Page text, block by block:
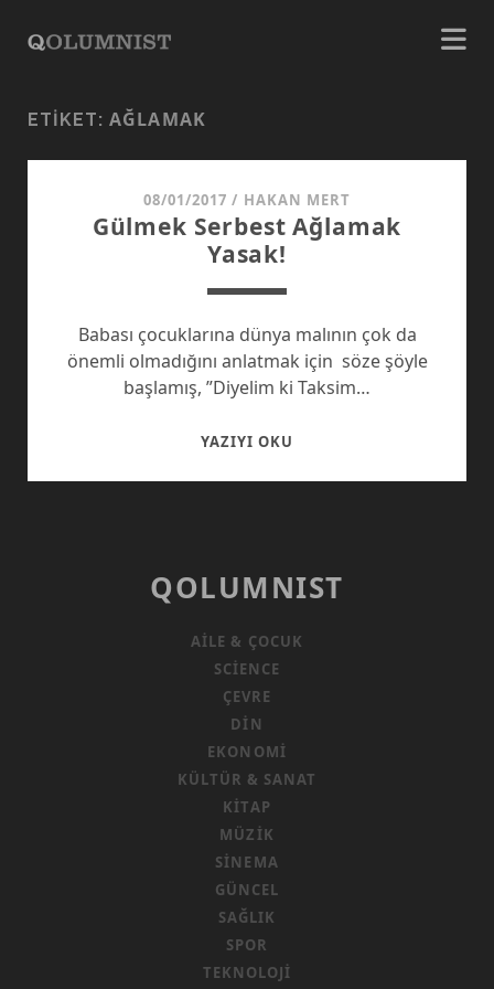
ETIKET: AĞLAMAK
08/01/2017 / HAKAN MERT
Gülmek Serbest Ağlamak
Yasak!
Babası çocuklarına dünya malının çok da
önemli olmadığını anlatmak için söze şöyle
başlamış, ”Diyelim ki Taksim…
YAZIYI OKU
QOLUMNIST
AILE & ÇOCUK
SCIENCE
ÇEVRE
DIN
EKONOMI
KÜLTÜR & SANAT
KITAP
MÜZIK
SINEMA
GÜNCEL
SAĞLIK
SPOR
TEKNOLOJI